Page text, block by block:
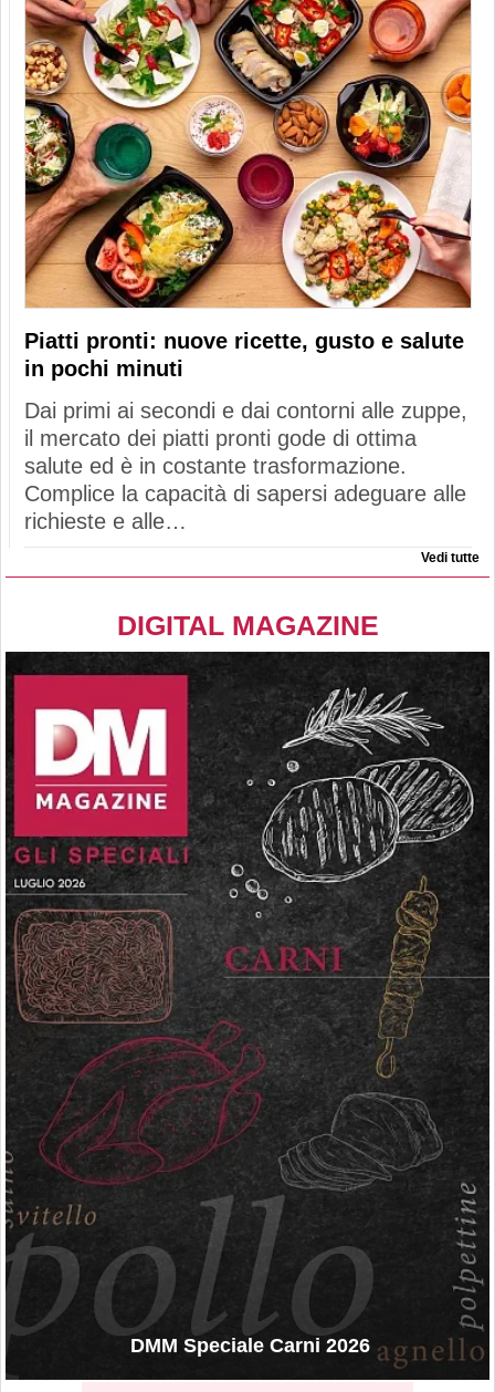
Piatti pronti: nuove ricette, gusto e salute
in pochi minuti
Dai primi ai secondi e dai contorni alle zuppe,
il mercato dei piatti pronti gode di ottima
salute ed è in costante trasformazione.
Complice la capacità di sapersi adeguare alle
richieste e alle…
Vedi tutte
DIGITAL MAGAZINE
DMM Speciale Carni 2026